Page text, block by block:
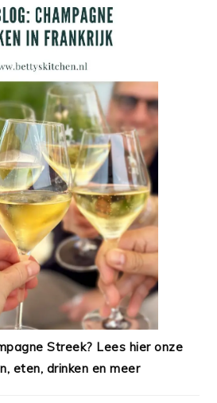
Streek? Lees hier onze
eten, drinken en meer